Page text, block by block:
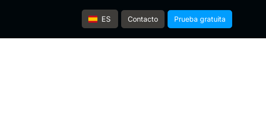
ES Contacto Prueba gratuita